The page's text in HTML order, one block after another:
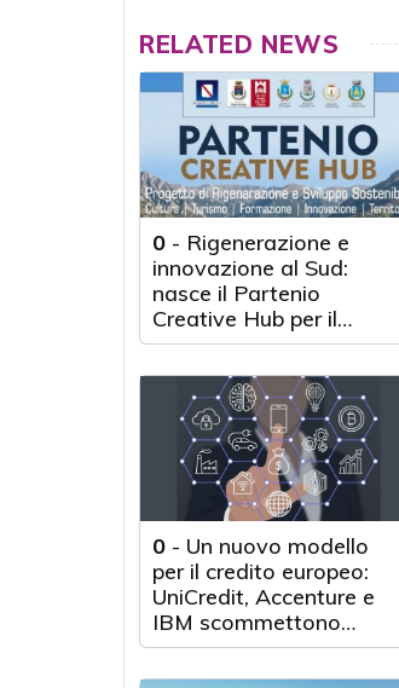
RELATED NEWS
0 - Rigenerazione e
innovazione al Sud:
nasce il Partenio
Creative Hub per il
rilancio del territorio
0 - Un nuovo modello
per il credito europeo:
UniCredit, Accenture e
IBM scommettono
sull'innovazione
tecnologica